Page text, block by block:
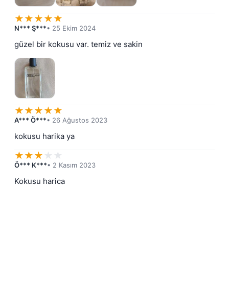
★★★★★
N*** Ş***• 25 Ekim 2024
güzel bir kokusu var. temiz ve sakin
★★★★★
A*** Ö***• 26 Ağustos 2023
kokusu harika ya
★★★ ★ ★
Ö*** K***• 2 Kasım 2023
Kokusu harica